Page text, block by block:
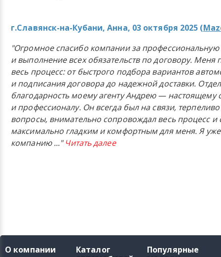
г.Славянск-на-Кубани, Анна, 03 октября 2025 (
"Огромное спасибо компании за профессиональную
и выполнение всех обязательств по договору. Меня
весь процесс: от быстрого подбора вариантов
и подписания договора до надежной доставки.
благодарность моему агенту Андрею — настоящему
и профессионалу. Он всегда был на связи,
вопросы, внимательно сопровождал весь процесс и
максимально гладким и комфортным для меня. Я
компанию..." Читать далее
О компании
Каталог
Популярные